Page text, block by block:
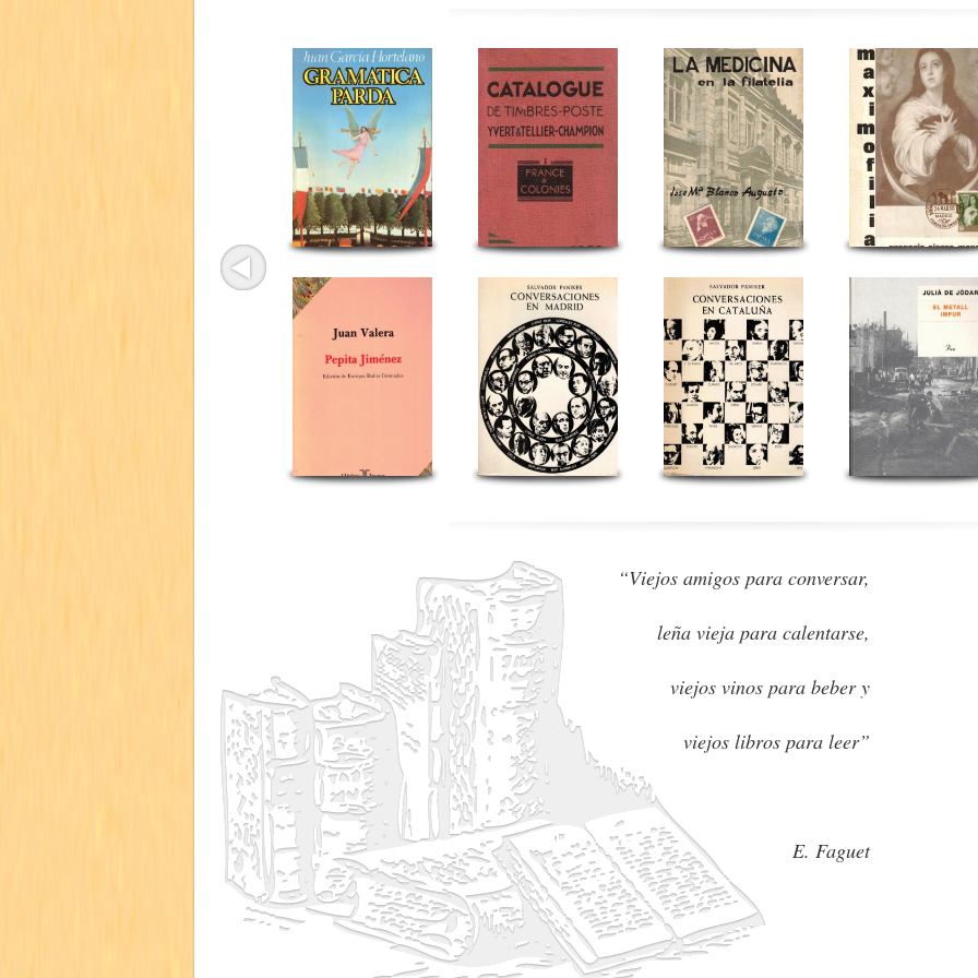
“Viejos amigos para conversar,
leña vieja para calentarse,
viejos vinos para beber y
viejos libros para leer”
E. Faguet